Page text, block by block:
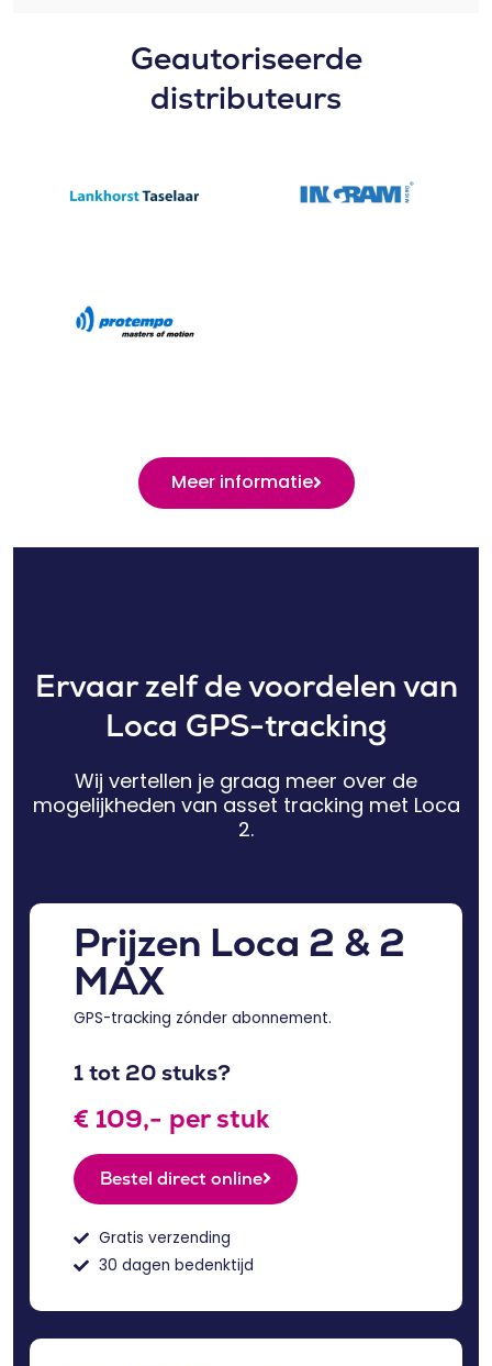
Geautoriseerde
distributeurs
Meer informatie
Ervaar zelf de voordelen van
Loca GPS-tracking
Wij vertellen je graag meer over de
mogelijkheden van asset tracking met Loca
2.
Prijzen Loca 2 & 2
MAX
GPS-tracking zónder abonnement.
1 tot 20 stuks?
€ 109,- per stuk
Bestel direct online
Gratis verzending
30 dagen bedenktijd